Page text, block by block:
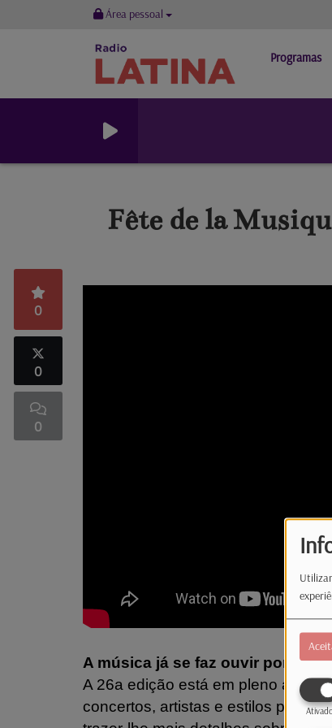
Área pessoal
Programas
Fête de la
0
0
0
A música já se faz ouvir por
A 26a edição está em pleno
concertos, artistas e estilos para